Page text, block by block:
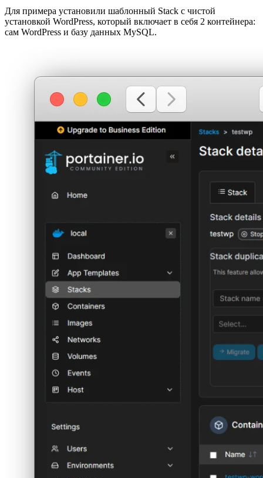
Для примера установили шаблонный Stack с чистой
установкой WordPress, который включает в себя 2 контейнера:
сам WordPress и базу данных MySQL.